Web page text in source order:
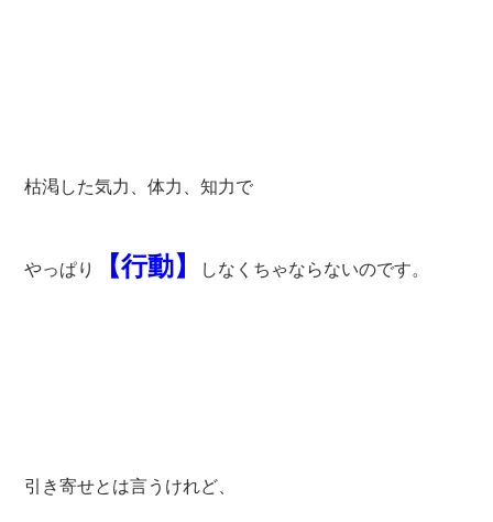
枯渇した気力、体力、知力で
やっぱり 【行動】 しなくちゃならないのです。
引き寄せとは言うけれど、